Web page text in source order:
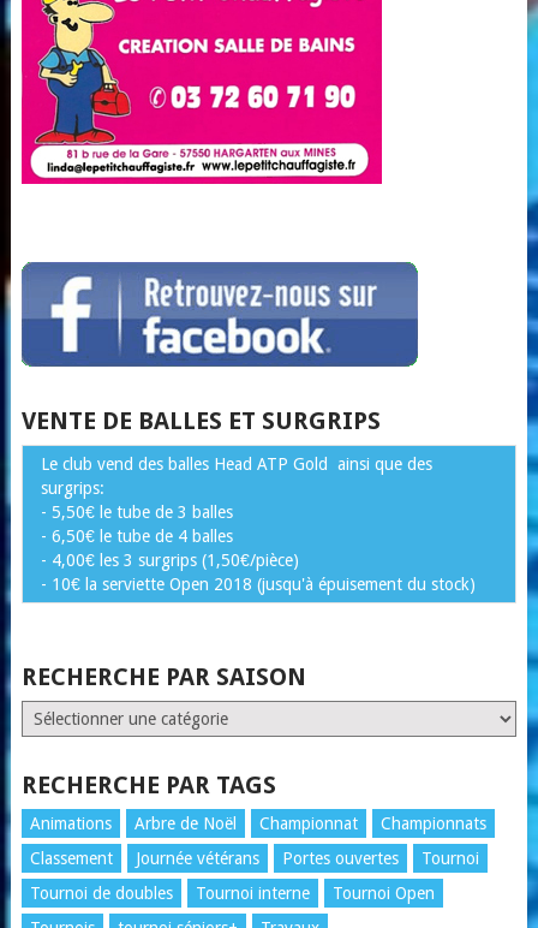
VENTE DE BALLES ET SURGRIPS
Le club vend des balles Head ATP Gold ainsi que des
surgrips:
- 5,50€ le tube de 3 balles
- 6,50€ le tube de 4 balles
- 4,00€ les 3 surgrips (1,50€/pièce)
- 10€ la serviette Open 2018 (jusqu'à épuisement du stock)
RECHERCHE PAR SAISON
RECHERCHE
PAR
RECHERCHE PAR TAGS
Animations Arbre de Noël Championnat
Championnats
Classement
Journée vétérans Portes ouvertes
Tournoi
Tournoi de doubles
Tournoi interne
Tournoi Open